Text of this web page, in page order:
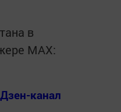
в
MАХ:
Дзен-канал